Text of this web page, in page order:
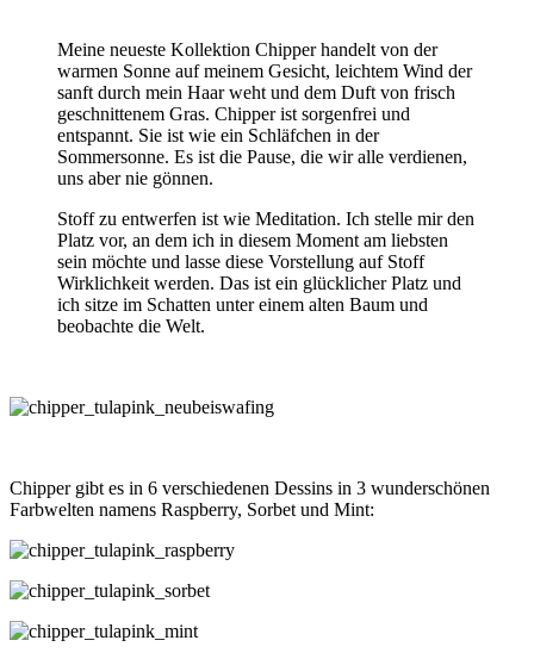
Meine neueste Kollektion Chipper handelt von der
warmen Sonne auf meinem Gesicht, leichtem Wind der
sanft durch mein Haar weht und dem Duft von frisch
geschnittenem Gras. Chipper ist sorgenfrei und
entspannt. Sie ist wie ein Schläfchen in der
Sommersonne. Es ist die Pause, die wir alle verdienen,
uns aber nie gönnen.
Stoff zu entwerfen ist wie Meditation. Ich stelle mir den
Platz vor, an dem ich in diesem Moment am liebsten
sein möchte und lasse diese Vorstellung auf Stoff
Wirklichkeit werden. Das ist ein glücklicher Platz und
ich sitze im Schatten unter einem alten Baum und
beobachte die Welt.
Chipper gibt es in 6 verschiedenen Dessins in 3 wunderschönen
Farbwelten namens Raspberry, Sorbet und Mint: